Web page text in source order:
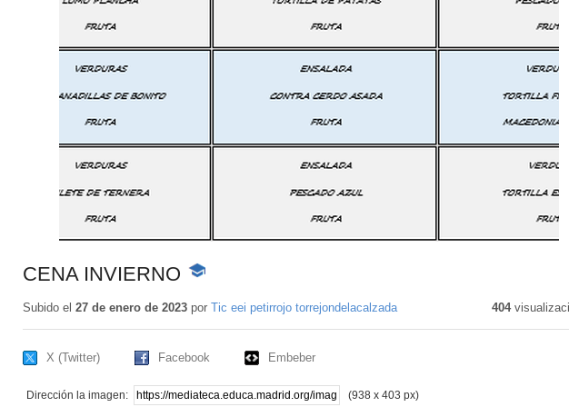
CENA INVIERNO
-
educativo
Subido el 27 de enero de 2023por Tic eei petirrojo torrejondelacalzada 404
X (Twitter) Facebook Embeber
Dirección la imagen: (938 x 403 px)